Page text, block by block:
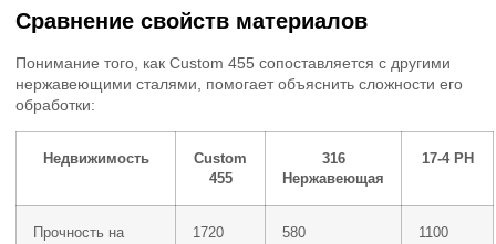
Сравнение свойств материалов
Понимание того, как Custom 455 сопоставляется с другими
нержавеющими сталями, помогает объяснить сложности его
обработки:
Недвижимость
Custom
455
316
Нержавеющая
17-4 PH
Прочность на
1720 580 1100